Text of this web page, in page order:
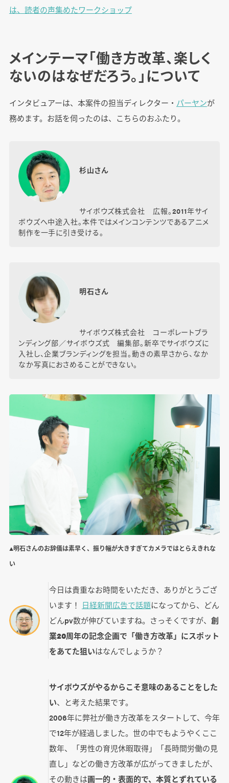
は、読者の声集めたワークショップ
メインテーマ「働き方改革、楽しく
ないのはなぜだろう。」について
インタビュアーは、本案件の担当ディレクター・ パーヤンが
務めます。お話を伺ったのは、こちらのおふたり。
杉山さん
サイボウズ株式会社 広報。2011年サイ
ボウズへ中途入社。本件ではメインコンテンツであるアニメ
制作を一手に引き受ける。
明石さん
サイボウズ株式会社 コーポレートブラ
ンディング部／サイボウズ式 編集部。新卒でサイボウズに
入社し、企業ブランディングを担当。動きの素早さから、なか
なか写真におさめることができない。
▲明石さんのお辞儀は素早く、振り幅が大きすぎてカメラではとらえきれな
い
今日は貴重なお時間をいただき、ありがとうござ
います！ 日経新聞広告で話題になってから、どん
どんpv数が伸びていますね。さっそくですが、 創
業20周年の記念企画で「働き方改革」にスポット
をあてた狙いはなんでしょうか？
サイボウズがやるからこそ意味のあることをした
い、と考えた結果です。
2006年に弊社が働き方改革をスタートして、今年
で12年が経過しました。世の中でもようやくここ
数年、「男性の育児休暇取得」「長時間労働の見
直し」などの働き方改革が広がってきましたが、
その動きは画一的・表面的で、本質とずれている